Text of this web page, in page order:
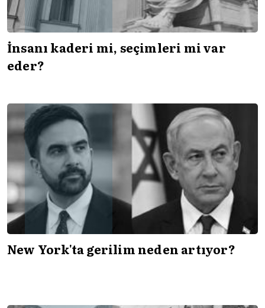
İnsanı kaderi mi, seçimleri mi var
eder?
New York'ta gerilim neden artıyor?